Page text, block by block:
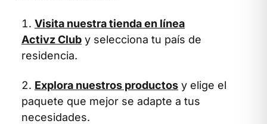
Visita nuestra tienda en línea
Activz Club y selecciona tu país de
residencia.
Explora nuestros productos y elige el
paquete que mejor se adapte a tus
necesidades.